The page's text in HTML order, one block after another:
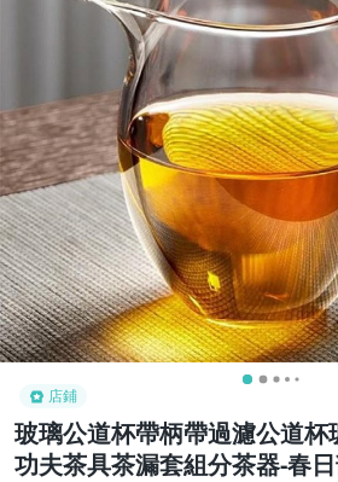
店鋪
玻璃公道杯帶柄帶過濾公道杯
功夫茶具茶漏套組分茶器-春